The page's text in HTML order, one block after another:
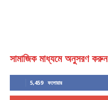
সামাজিক মাধ্যমে অনুসরণ করুন
5,459 ফলোয়ার